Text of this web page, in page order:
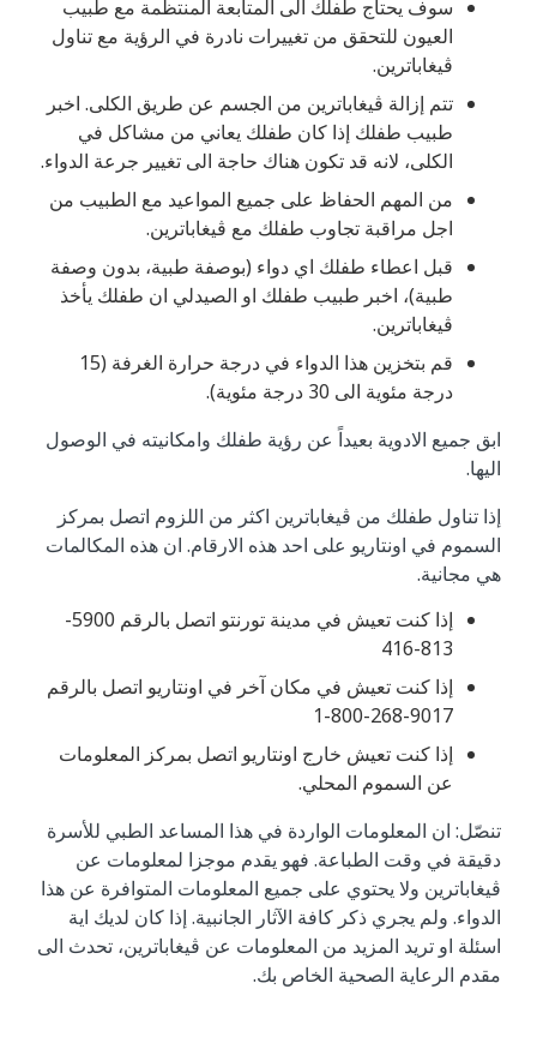
سوف يحتاج طفلك الى المتابعة المنتظمة مع طبيب
العيون للتحقق من تغييرات نادرة في الرؤية مع تناول
ڤيغاباترين.
تتم إزالة ڤيغاباترين من الجسم عن طريق الكلى. اخبر
طبيب طفلك إذا كان طفلك يعاني من مشاكل في
الكلى، لانه قد تكون هناك حاجة الى تغيير جرعة الدواء.
من المهم الحفاظ على جميع المواعيد مع الطبيب من
اجل مراقبة تجاوب طفلك مع ڤيغاباترين.
قبل اعطاء طفلك اي دواء (بوصفة طبية، بدون وصفة
طبية)، اخبر طبيب طفلك او الصيدلي ان طفلك يأخذ
ڤيغاباترين.
قم بتخزين هذا الدواء في درجة حرارة الغرفة (15
درجة مئوية الى 30 درجة مئوية).
ابق جميع الادوية بعيداً عن رؤية طفلك وامكانيته في الوصول
اليها.
إذا تناول طفلك من ڤيغاباترين اكثر من اللزوم اتصل بمركز
السموم في اونتاريو على احد هذه الارقام. ان هذه المكالمات
هي مجانية.
إذا كنت تعيش في مدينة تورنتو اتصل بالرقم 5900-
813-416
إذا كنت تعيش في مكان آخر في اونتاريو اتصل بالرقم
9017-268-800-1
إذا كنت تعيش خارج اونتاريو اتصل بمركز المعلومات
عن السموم المحلي.
تنصّل: ان المعلومات الواردة في هذا المساعد الطبي للأسرة
دقيقة في وقت الطباعة. فهو يقدم موجزا لمعلومات عن
ڤيغاباترين ولا يحتوي على جميع المعلومات المتوافرة عن هذا
الدواء. ولم يجري ذكر كافة الآثار الجانبية. إذا كان لديك اية
اسئلة او تريد المزيد من المعلومات عن ڤيغاباترين، تحدث الى
مقدم الرعاية الصحية الخاص بك.